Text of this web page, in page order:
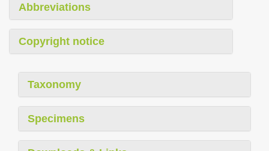
Abbreviations
Copyright notice
Taxonomy
Specimens